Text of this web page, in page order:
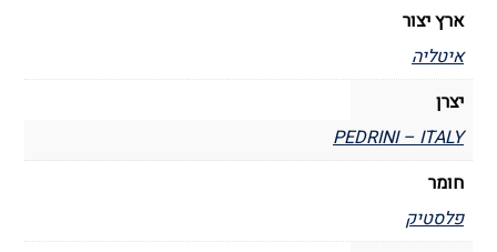
ארץ יצור
איטליה
יצרן
PEDRINI – ITALY
חומר
פלסטיק